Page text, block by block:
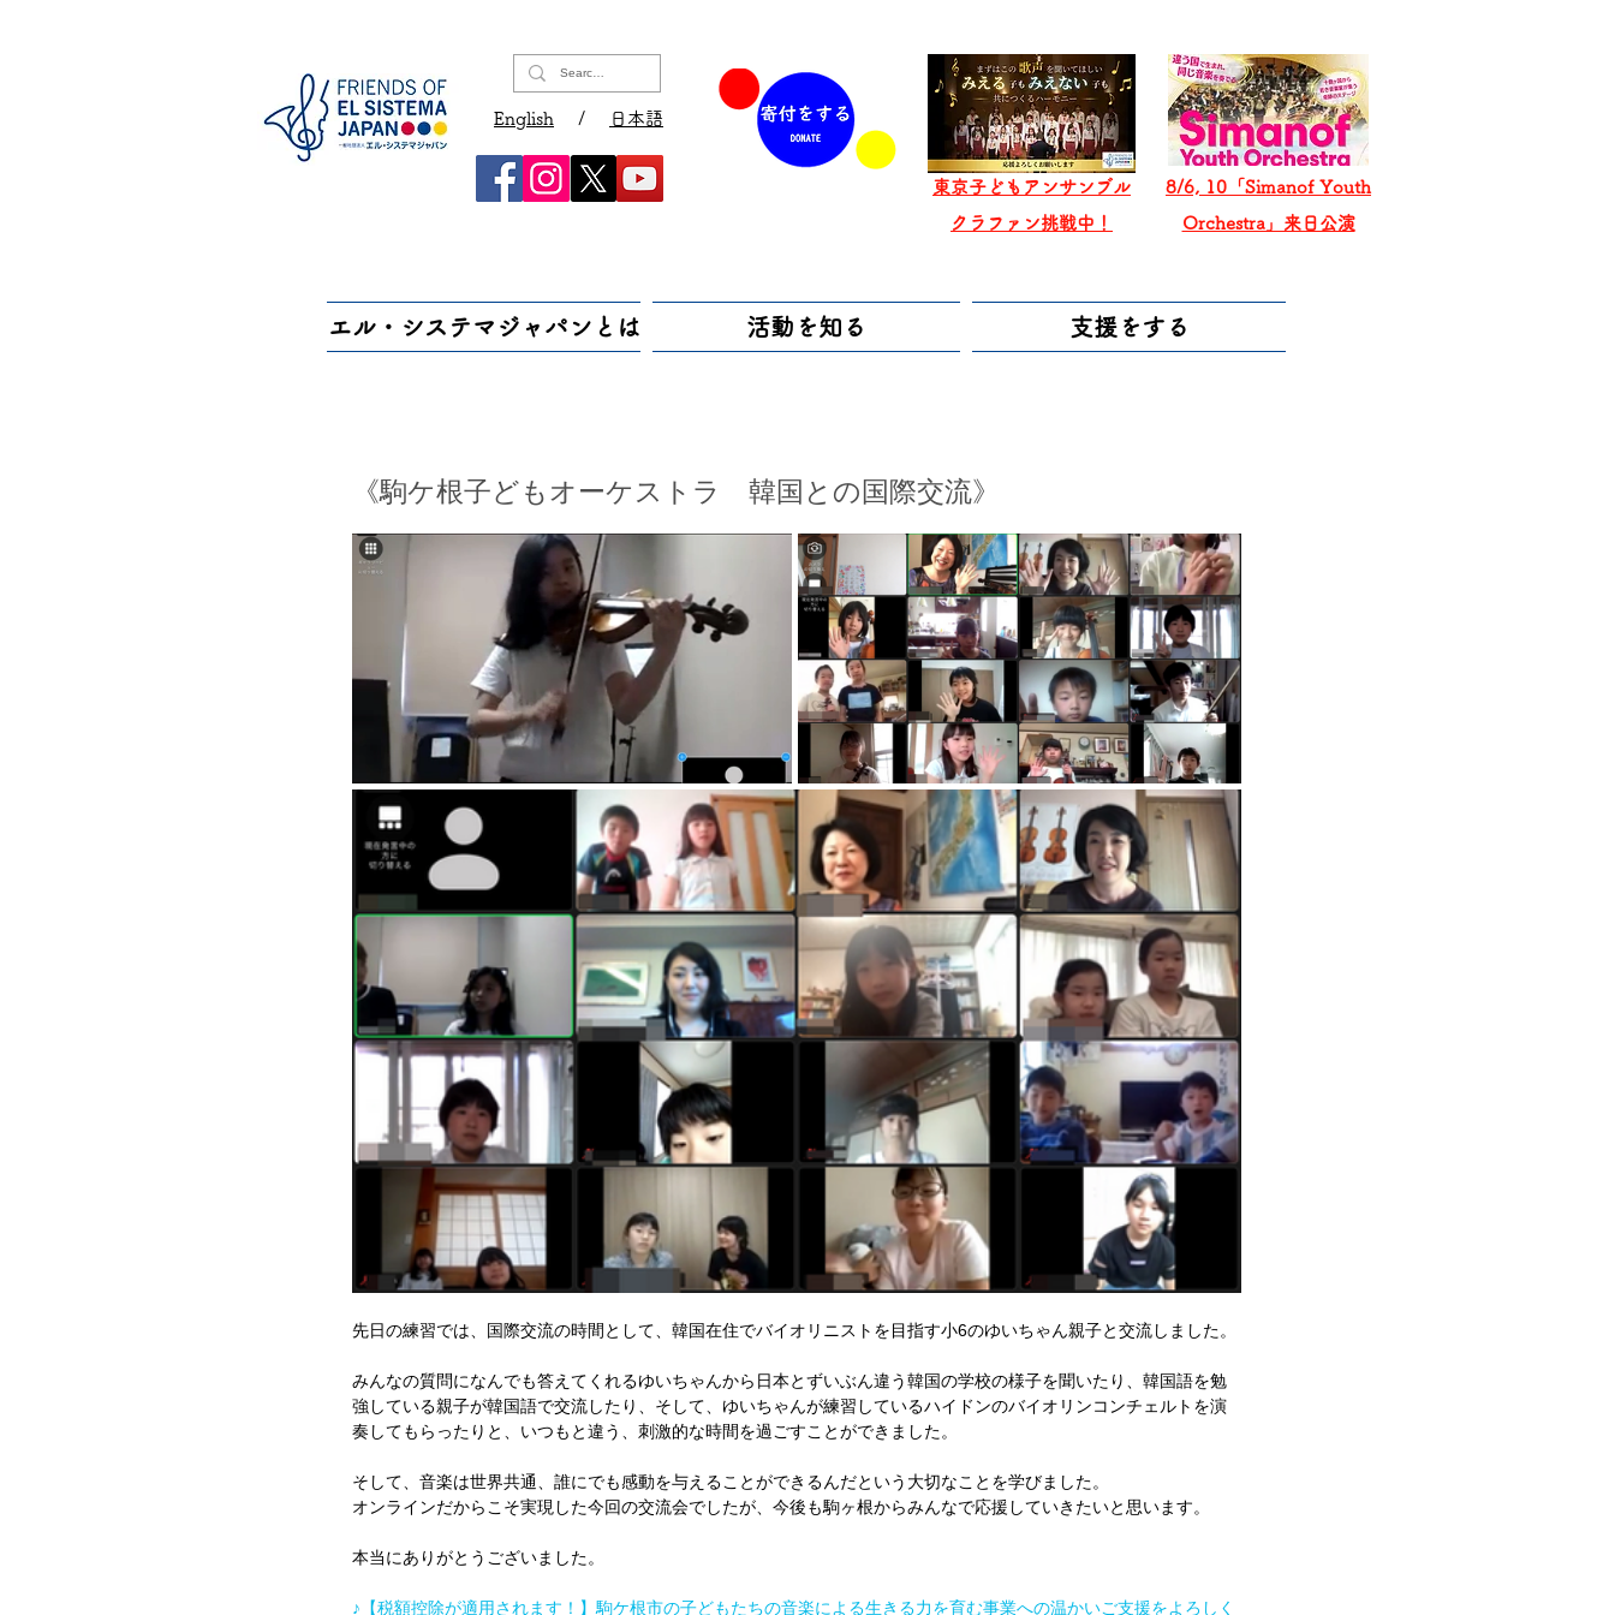
English / 日本語
東京子どもアンサンブル
​クラファン挑戦中！
8/6, 10「Simanof Youth
Orchestra」来日公演
エル・システマジャパンとは 活動を知る 支援をする
《駒ケ根子どもオーケストラ 韓国との国際交流》
先日の練習では、国際交流の時間として、韓国在住でバイオリニストを目指す小6のゆいちゃん親子と交流しました。
みんなの質問になんでも答えてくれるゆいちゃんから日本とずいぶん違う韓国の学校の様子を聞いたり、韓国語を勉
強している親子が韓国語で交流したり、そして、ゆいちゃんが練習しているハイドンのバイオリンコンチェルトを演
奏してもらったりと、いつもと違う、刺激的な時間を過ごすことができました。
そして、音楽は世界共通、誰にでも感動を与えることができるんだという大切なことを学びました。
オンラインだからこそ実現した今回の交流会でしたが、今後も駒ヶ根からみんなで応援していきたいと思います。
本当にありがとうございました。
♪【​税額控除が適用されます！】駒ケ根市の子どもたちの音楽による生きる力を育む事業への温かいご支援をよろしく